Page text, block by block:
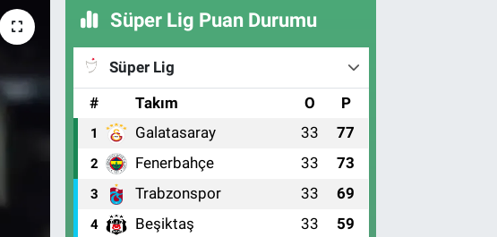
Süper Lig Puan Durumu
Süper Lig
#
Takım O P
1 Galatasaray 33 77
2 Fenerbahçe 33 73
3 Trabzonspor 33 69
4 Beşiktaş 33 59